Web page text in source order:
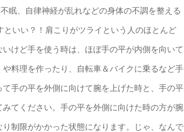
、自律神経が乱れなどの 身体の不調を整える
いい？！ 肩こりがツライという人のほとんど
けど手を使う時は、ほぼ手の平が内側を向いて
料理を作ったり、自転車＆バイクに乗るなど手
手の平を外側に向けて腕を上げた時と、手の平
てください。 手の平を外側に向けた時の方が腕
制限がかかった状態になります。 じゃ、なんで